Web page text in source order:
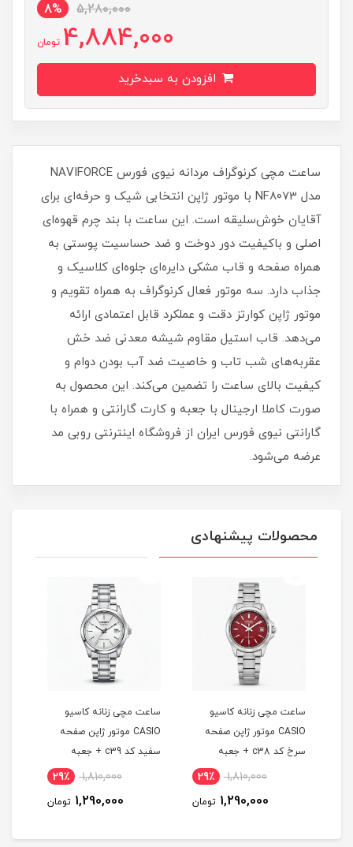
5,280,000
8%
4,884,000 تومان
ساعت مچی کرنوگراف مردانه نیوی فورس NAVIFORCE
مدل NF8073 با موتور ژاپن انتخابی شیک و حرفه‌ای برای
آقایان خوش‌سلیقه است. این ساعت با بند چرم قهوه‌ای
اصلی و باکیفیت دور دوخت و ضد حساسیت پوستی به
همراه صفحه و قاب مشکی دایره‌ای جلوه‌ای کلاسیک و
جذاب دارد. سه موتور فعال کرنوگراف به همراه تقویم و
موتور ژاپن کوارتز دقت و عملکرد قابل اعتمادی ارائه
می‌دهد. قاب استیل مقاوم شیشه معدنی ضد خش
عقربه‌های شب تاب و خاصیت ضد آب بودن دوام و
کیفیت بالای ساعت را تضمین می‌کند. این محصول به
صورت کاملا ارجینال با جعبه و کارت گارانتی و همراه با
گارانتی نیوی فورس ایران از فروشگاه اینترنتی روبی مد
عرضه می‌شود.
محصولات پیشنهادی
ساعت مچی زنانه کاسيو
CASIO موتور ژاپن صفحه
سرخ کد c38 + جعبه
1,810,000 29٪
1,290,000 تومان
ساعت مچی زنانه کاسيو
CASIO موتور ژاپن صفحه
سفيد کد c39 + جعبه
1,810,000 29٪
1,290,000 تومان